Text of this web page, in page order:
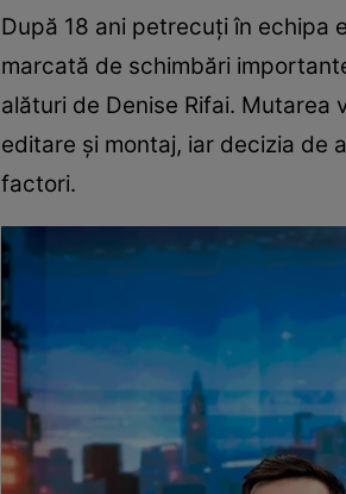
După 18 ani petrecuți în echipa
marcată de schimbări
alături de Denise Rifai.
editare și montaj, iar decizia de
factori.